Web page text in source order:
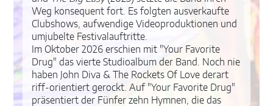
Weg konsequent fort. Es folgten ausverkaufte
Clubshows, aufwendige Videoproduktionen und
umjubelte Festivalauftritte.
Im Oktober 2026 erschien mit "Your Favorite
Drug" das vierte Studioalbum der Band. Noch nie
haben John Diva & The Rockets Of Love derart
riff-orientiert gerockt. Auf "Your Favorite Drug"
präsentiert der Fünfer zehn Hymnen, die das